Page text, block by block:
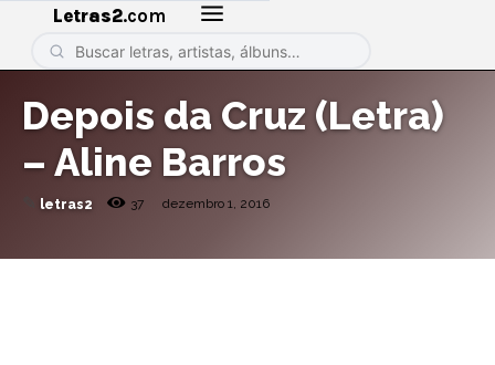
Letras2.com
Depois da Cruz (Letra)
– Aline Barros
letras2 37 dezembro 1, 2016